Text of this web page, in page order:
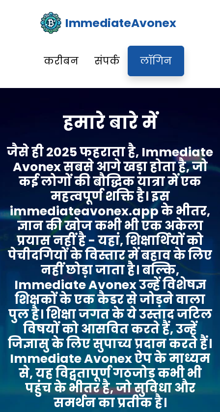
ImmediateAvonex
करीबन संपर्क लॉगिन
हमारे बारे में
जैसे ही 2025 फहराता है, Immediate
Avonex सबसे आगे खड़ा होता है, जो
कई लोगों की बौद्धिक यात्रा में एक
महत्वपूर्ण शक्ति है। इस
immediateavonex.app के भीतर,
ज्ञान की खोज कभी भी एक अकेला
प्रयास नहीं है - यहां, शिक्षार्थियों को
पेचीदगियों के विस्तार में बहाव के लिए
नहीं छोड़ा जाता है। बल्कि,
Immediate Avonex उन्हें विशेषज्ञ
शिक्षकों के एक कैडर से जोड़ने वाला
पुल है। शिक्षा जगत के ये उस्ताद जटिल
विषयों को आसवित करते हैं, उन्हें
जिज्ञासु के लिए सुपाच्य प्रदान करते हैं।
Immediate Avonex ऐप के माध्यम
से, यह विद्वतापूर्ण गठजोड़ कभी भी
पहुंच के भीतर है, जो सुविधा और
समर्थन का प्रतीक है।